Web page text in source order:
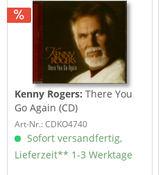
Kenny Rogers:There You
Go Again (CD)
Art-Nr.: CDKO4740
Sofort versandfertig,
Lieferzeit** 1-3 Werktage